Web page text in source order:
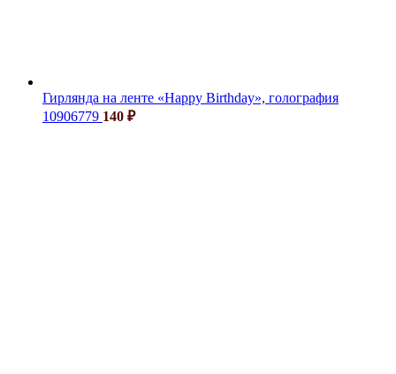
Гирлянда на ленте «Happy Birthday», голография
10906779 140 ₽